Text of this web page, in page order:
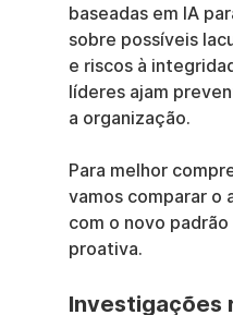
baseadas em IA
sobre possíveis
e riscos à
líderes ajam
a organização.
Para melhor
vamos comparar o
com o novo
proativa.
Investigações